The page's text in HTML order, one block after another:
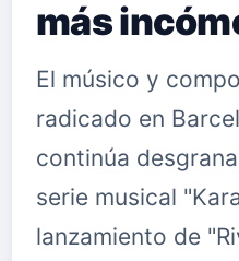
más
El músico y
radicado en
continúa
serie musical
lanzamiento de